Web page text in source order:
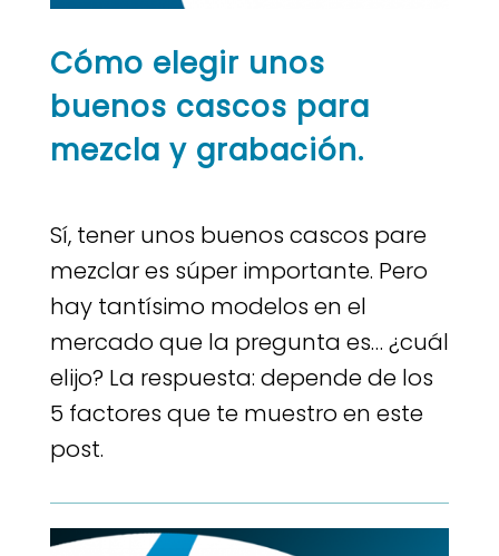
Cómo elegir unos
buenos cascos para
mezcla y grabación.
Sí, tener unos buenos cascos pare
mezclar es súper importante. Pero
hay tantísimo modelos en el
mercado que la pregunta es… ¿cuál
elijo? La respuesta: depende de los
5 factores que te muestro en este
post.